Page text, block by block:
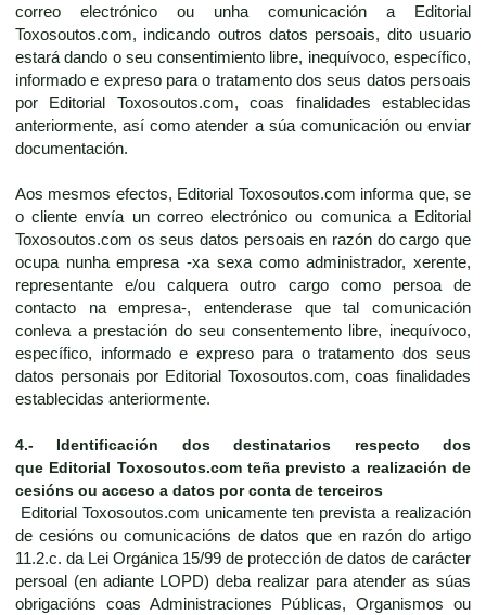
correo electrónico ou unha comunicación a Editorial
Toxosoutos.com, indicando outros datos persoais, dito usuario
estará dando o seu consentimiento libre, inequívoco, específico,
informado e expreso para o tratamento dos seus datos persoais
por Editorial Toxosoutos.com, coas finalidades establecidas
anteriormente, así como atender a súa comunicación ou enviar
documentación.
Aos mesmos efectos, Editorial Toxosoutos.com informa que, se
o cliente envía un correo electrónico ou comunica a Editorial
Toxosoutos.com os seus datos persoais en razón do cargo que
ocupa nunha empresa -xa sexa como administrador, xerente,
representante e/ou calquera outro cargo como persoa de
contacto na empresa-, entenderase que tal comunicación
conleva a prestación do seu consentemento libre, inequívoco,
específico, informado e expreso para o tratamento dos seus
datos personais por Editorial Toxosoutos.com, coas finalidades
establecidas anteriormente.
4.- Identificación dos destinatarios respecto dos
que Editorial Toxosoutos.com teña previsto a realización de
cesións ou acceso a datos por conta de terceiros
Editorial Toxosoutos.com unicamente ten prevista a realización
de cesións ou comunicacións de datos que en razón do artigo
11.2.c. da Lei Orgánica 15/99 de protección de datos de carácter
persoal (en adiante LOPD) deba realizar para atender as súas
obrigacións coas Administraciones Públicas, Organismos ou